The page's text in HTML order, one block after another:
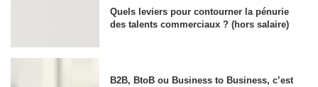
Quels leviers pour contourner la pénurie
des talents commerciaux ? (hors salaire)
B2B, BtoB ou Business to Business, c’est